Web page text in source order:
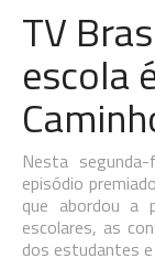
TV
escola
Nesta
episódio
que abordou a
escolares, as
dos estudantes